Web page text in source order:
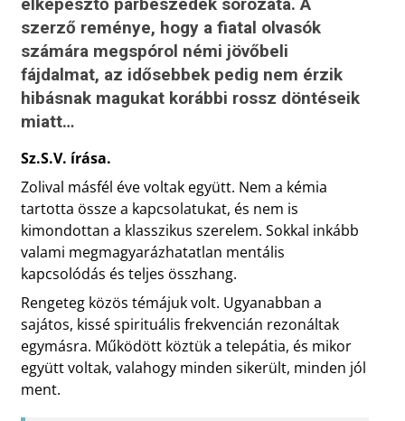
elképesztő párbeszédek sorozata. A
szerző reménye, hogy a fiatal olvasók
számára megspórol némi jövőbeli
fájdalmat, az idősebbek pedig nem érzik
hibásnak magukat korábbi rossz döntéseik
miatt…
Sz.S.V. írása.
Zolival másfél éve voltak együtt. Nem a kémia
tartotta össze a kapcsolatukat, és nem is
kimondottan a klasszikus szerelem. Sokkal inkább
valami megmagyarázhatatlan mentális
kapcsolódás és teljes összhang.
Rengeteg közös témájuk volt. Ugyanabban a
sajátos, kissé spirituális frekvencián rezonáltak
egymásra. Működött köztük a telepátia, és mikor
együtt voltak, valahogy minden sikerült, minden jól
ment.